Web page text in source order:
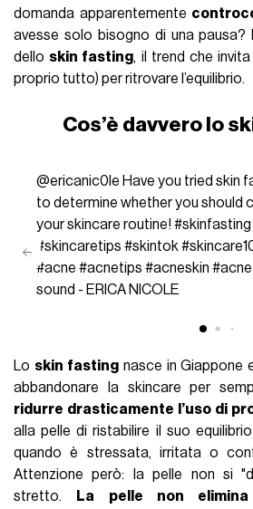
domanda apparentemente
avesse solo bisogno di una pausa?
dello skin fasting, il trend che
proprio tutto) per ritrovare l’equilibrio.
Cos’è davvero lo
@ericanic0le Have you tried skin
to determine whether you should
your skincare routine! #skinfasting
#skincaretips #skintok
#acne #acnetips #acneskin
sound - ERICA NICOLE
Lo skin fastingnasce in Giappone
abbandonare la skincare per
ridurre drasticamente l’uso di
alla pelle di ristabilire il suo
quando è stressata, irritata o
Attenzione però: la pelle non si
stretto.
La pelle non elimina